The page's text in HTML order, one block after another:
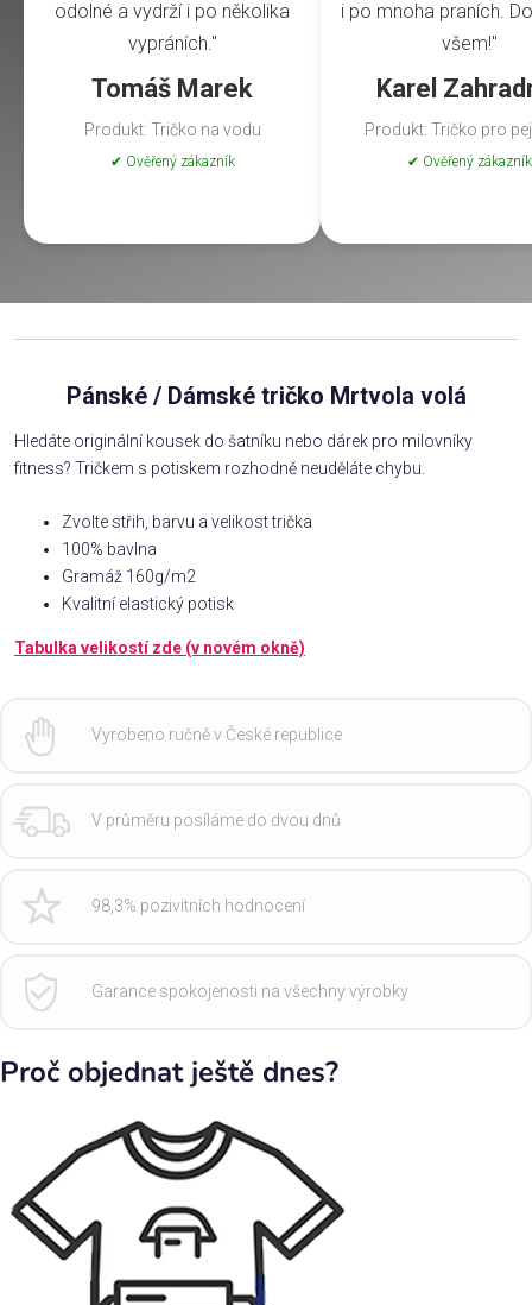
odolné a vydrží i po několika
vypráních."
Tomáš Marek
Produkt: Tričko na vodu
✔ Ověřený zákazník
i po mnoha praních.
všem!"
Karel
Produkt: Tričko pro
✔ Ověřený zákazník
Pánské / Dámské tričko Mrtvola volá
Hledáte originální kousek do šatníku nebo dárek pro milovníky
fitness? Tričkem s potiskem rozhodně neuděláte chybu.
Zvolte střih, barvu a velikost trička
100% bavlna
Gramáž 160g/m2
Kvalitní elastický potisk
Tabulka velikostí zde (v novém okně)
Vyrobeno ručně v České republice
V průměru posíláme do dvou dnů
98,3% pozivitních hodnocení
Garance spokojenosti na všechny výrobky
Proč objednat ještě dnes?